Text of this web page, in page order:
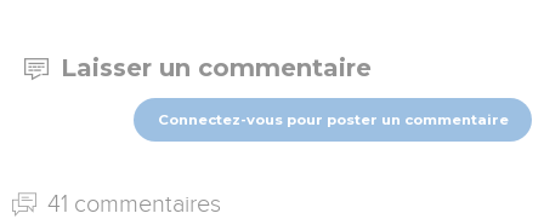
Laisser un commentaire
Connectez-vous pour poster un commentaire
41 commentaires